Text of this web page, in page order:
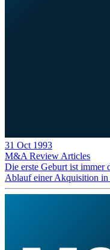
31 Oct 1993
M&A Review Articles
Die erste Geburt ist immer
Ablauf einer Akquisition in